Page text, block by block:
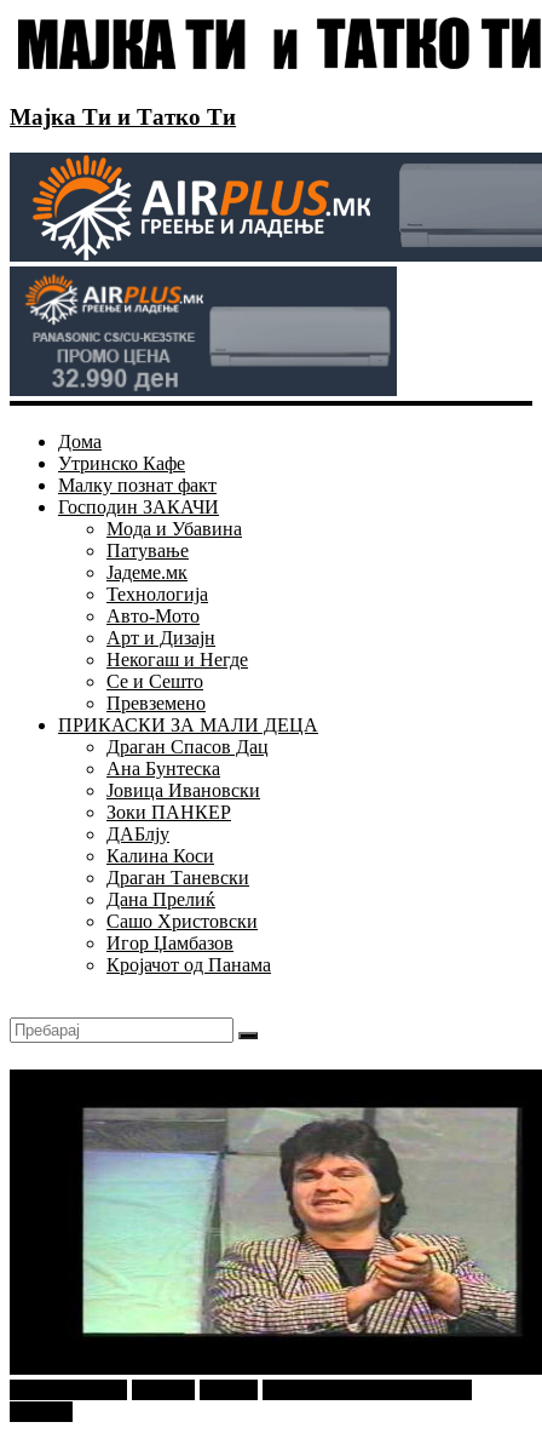
Мајка Ти и Татко Ти
Дома
Утринско Кафе
Малку познат факт
Господин ЗАКАЧИ
Мода и Убавина
Патување
Јадеме.мк
Технологија
Авто-Мото
Арт и Дизајн
Некогаш и Негде
Се и Сешто
Превземено
ПРИКАСКИ ЗА МАЛИ ДЕЦА
Драган Спасов Дац
Ана Бунтеска
Јовица Ивановски
Зоки ПАНКЕР
ДАБлју
Калина Коси
Драган Таневски
Дана Прелиќ
Сашо Христовски
Игор Џамбазов
Кројачот од Панама